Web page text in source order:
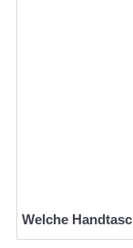
Welche